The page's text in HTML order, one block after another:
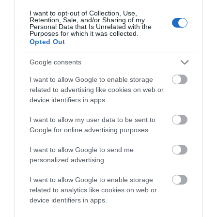
I want to opt-out of Collection, Use,
Retention, Sale, and/or Sharing of my
Personal Data that Is Unrelated with the
Purposes for which it was collected.
Opted Out
Google consents
I want to allow Google to enable storage
related to advertising like cookies on web or
device identifiers in apps.
I want to allow my user data to be sent to
Google for online advertising purposes.
I want to allow Google to send me
personalized advertising.
I want to allow Google to enable storage
related to analytics like cookies on web or
device identifiers in apps.
Πεταλιοί. Όταν αργότερα κατέστησαν υπερήμεροι,
δηλαδή με τη σημερινή ορολογία το δάνειό τους έγινε
κόκκινο, η τράπεζα εκποίησε, το 1988, τις ενεχυρασμένες
μετοχές στη Vestry Trading Corporation, λιβεριανή
εταιρεία συμφερόντων του εφοπλιστή Σπύρου
Καρνέση. Έτσι, οι δύο πρωταγωνιστές της διαμάχης
βρέθηκαν με το 50% ο καθένας στα χέρια του…”
Στη συνέχεια ο δημοσιογράφος περιγράφει την μακρά
και πολύχρονη δικαστική διαμάχη των δύο
αναρωτώμενος: Το ερώτημα που προκύπτει τώρα αφορά
τη στάση της οικογένειας Καρνέση και συγκεκριμένα
εάν θα αποδεχθεί την πρωτόδικη απόφαση ή θα την
εφεσιβάλει, δίνοντας τροφή για τα επόμενα επεισόδια